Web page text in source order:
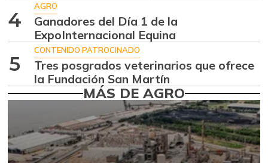
07/25/2026
Ahuyamín
07/25/2026
$ 1.672,87
+7,50%
Ajo
07/25/2026
$ 6.102,86
-2,18%
01/17/2015
$ 2.880,14
+4,83%
Ají topito dulce $ 3.229,50
4
AGRO
Ganadores del Día 1 de la
ExpoInternacional Equina
5
CONTENIDO PATROCINADO
Tres posgrados veterinarios que ofrece
la Fundación San Martín
MÁS DE AGRO